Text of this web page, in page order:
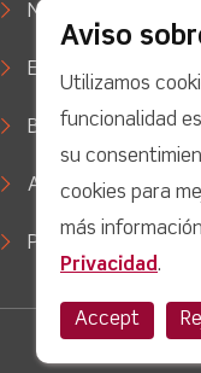
Noticias
Estudios de caso
Blog
Apoyo
Política de
Aviso
Utilizamos
funcionalidad
su
cookies para
más
Privacidad.
Accept